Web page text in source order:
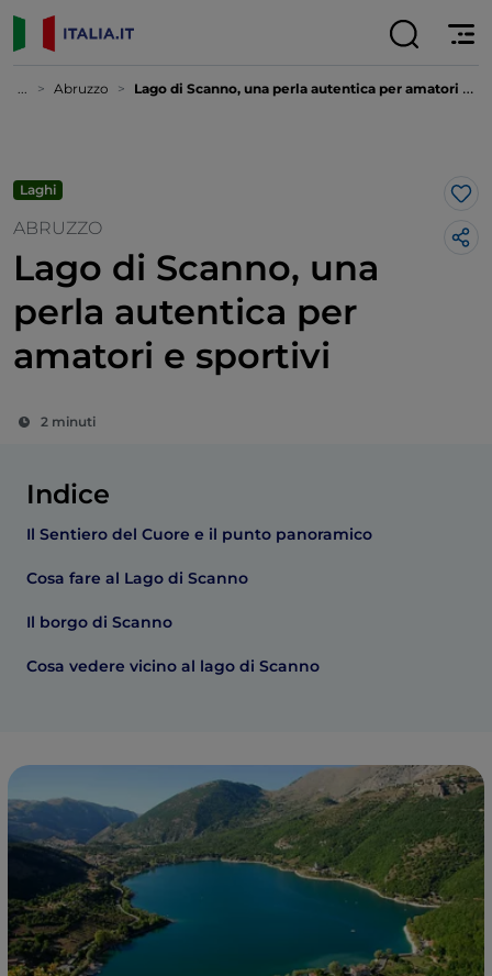
... Abruzzo Lago di Scanno, una perla autentica per amatori e sportivi
Laghi
ABRUZZO
Lago di Scanno, una
perla autentica per
amatori e sportivi
2 minuti
Indice
Il Sentiero del Cuore e il punto panoramico
Cosa fare al Lago di Scanno
Il borgo di Scanno
Cosa vedere vicino al lago di Scanno